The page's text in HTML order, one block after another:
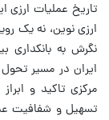
ارزی نوین، نه یک
نگرش به
ایران در مسیر
مرکزی تاکید و
تسهیل و شفافیت